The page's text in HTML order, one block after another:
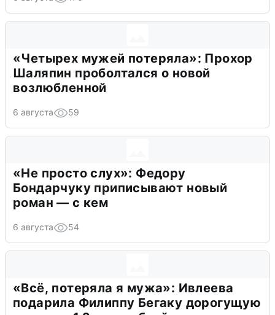
«Четырех мужей потеряла»: Прохор
Шаляпин проболтался о новой
возлюбленной
6 августа 59
«Не просто слух»: Федору
Бондарчуку приписывают новый
роман — с кем
6 августа 54
«Всё, потеряла я мужа»: Ивлеева
подарила Филиппу Бегаку дорогущую